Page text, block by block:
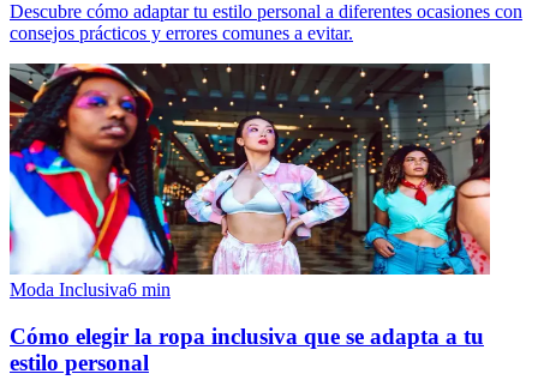
Descubre cómo adaptar tu estilo personal a diferentes ocasiones con
consejos prácticos y errores comunes a evitar.
Moda Inclusiva6 min
Cómo elegir la ropa inclusiva que se adapta a tu
estilo personal